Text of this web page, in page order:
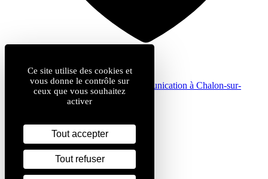
byCom & cie : agence de communication à Chalon-sur-
Saône
Mentions légales
Plan du site
Gestion des cookies
Ce site utilise des cookies et
vous donne le contrôle sur
ceux que vous souhaitez
activer
Tout accepter
Tout refuser